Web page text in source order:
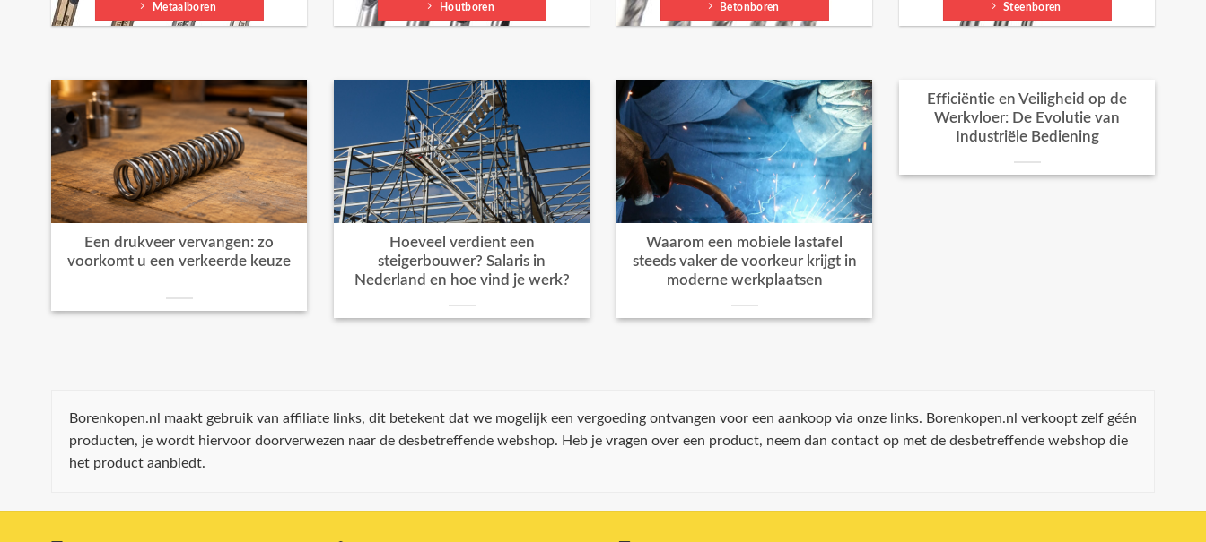
Metaalboren Houtboren Betonboren Steenboren
Een drukveer vervangen: zo
voorkomt u een verkeerde keuze
Hoeveel verdient een
steigerbouwer? Salaris in
Nederland en hoe vind je werk?
Waarom een mobiele lastafel
steeds vaker de voorkeur krijgt in
moderne werkplaatsen
Efficiëntie en Veiligheid op de
Werkvloer: De Evolutie van
Industriële Bediening
Borenkopen.nl maakt gebruik van affiliate links, dit betekent dat we mogelijk een vergoeding ontvangen voor een aankoop via onze links. Borenkopen.nl verkoopt zelf géén
producten, je wordt hiervoor doorverwezen naar de desbetreffende webshop. Heb je vragen over een product, neem dan contact op met de desbetreffende webshop die
het product aanbiedt.